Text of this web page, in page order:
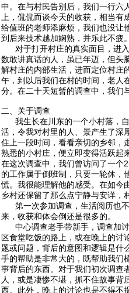
中。在与村民告别后，我们一行六
上，侃侃而谈今天的收获，相当
给值班的老师添麻烦，我们也没
到后来技术越加娴熟，并乐此不疲
对于打开村庄的真实面目，进入
数敢讲真话的人，虽已年迈，但头
解村庄的内部生活，进而定位村庄
午，到以后我们在村的时间，老人
分。在二十天短暂的调查中，我们
二、关于调查
我生长在川东的一个小村落，自
活，令我对村里的人、景产生了深
住上一段时间，看看亲切的乡邻，
熟悉的小村庄，便立即变得活跃起
在这次调查中，我们曾访问了一个
的工作属于倒班制，只要一轮休，
慌。我很能理解他的感受。在如今
乡村还保留了那么点宁静与安详，
第一次参加调查，生活阅历也不
来，收获和体会倒还是很多的。
中心调查老手带新手，调查加讨
区食堂吃饭的路上，或在晚上的讨
题或问题，背后的意图和逻辑是什
手的帮助是非常大的，既帮助我们
事背后的东西。对于我们初次调查
人，或是凄惨不堪，抓不住故事
西。此外，晚上的讨论也是不得不